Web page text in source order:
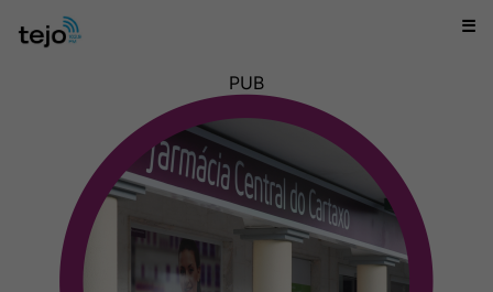
☰
PUB